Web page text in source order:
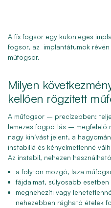
A fix fogsor egy különleges
fogsor, az implantátumok
műfogsor.
Milyen
kellően rögzített
A műfogsor – precízebben:
lemezes fogpótlás – megfelelő
nagy kihívást jelent, a
instabillá és kényelmetlenné
Az instabil, nehezen
a folyton mozgó, laza
fájdalmat, súlyosabb
megnehezíti vagy
nehezebben rágható ételek